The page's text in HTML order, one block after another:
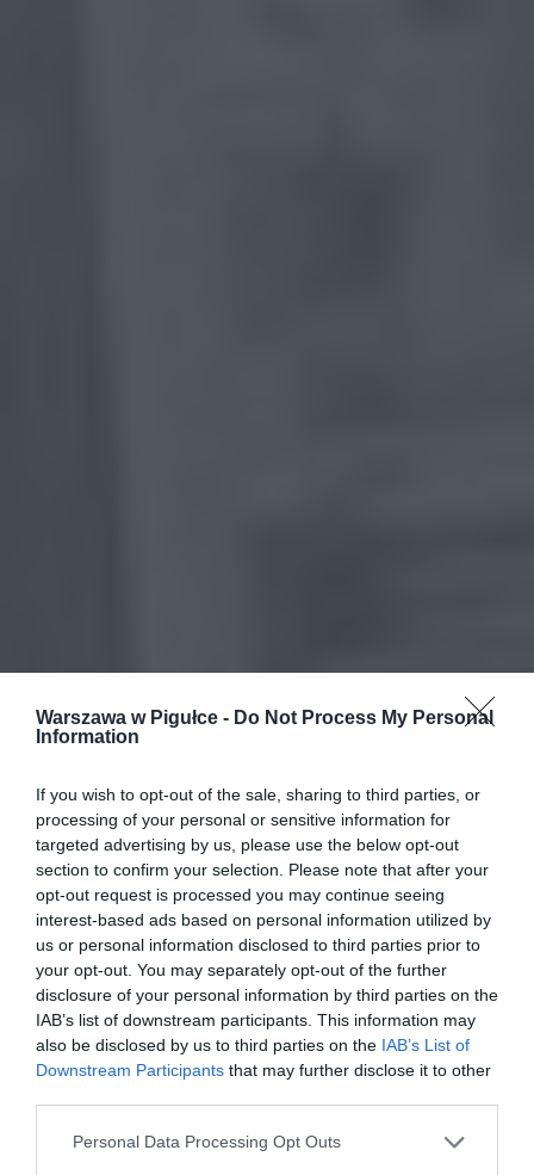
Warszawa w Pigułce - Do Not Process My Personal
Information
If you wish to opt-out of the sale, sharing to third parties, or
processing of your personal or sensitive information for
targeted advertising by us, please use the below opt-out
section to confirm your selection. Please note that after your
opt-out request is processed you may continue seeing
interest-based ads based on personal information utilized by
us or personal information disclosed to third parties prior to
your opt-out. You may separately opt-out of the further
disclosure of your personal information by third parties on the
IAB’s list of downstream participants. This information may
also be disclosed by us to third parties on the IAB’s List of
Downstream Participants that may further disclose it to other
Personal Data Processing Opt Outs